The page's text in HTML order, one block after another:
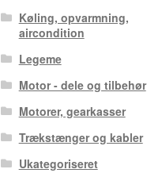
Køling, opvarmning,
aircondition
Legeme
Motor - dele og tilbehør
Motorer, gearkasser
Trækstænger og kabler
Ukategoriseret